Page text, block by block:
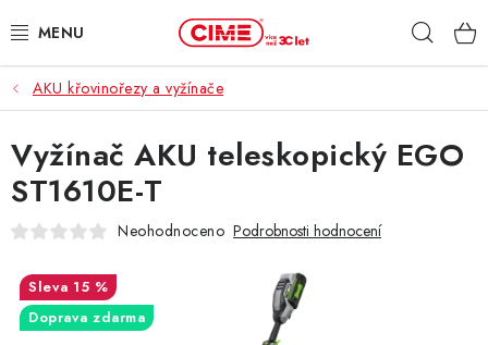
na
ZAHRADA, LES
DÍLNA, STAVBA
MILWAUKEE
PROFI STROJE
AKU křovinořezy a vyžínače
Vyžínač AKU teleskopický EGO
ST1610E-T
Neohodnoceno Podrobnosti hodnocení
15 %
Doprava zdarma